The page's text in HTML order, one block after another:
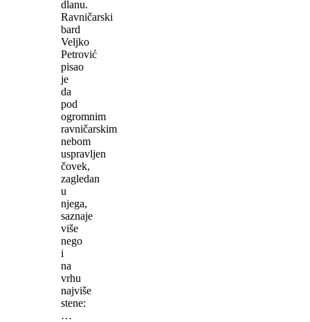
dlanu.
Ravničarski
bard
Veljko
Petrović
pisao
je
da
pod
ogromnim
ravničarskim
nebom
uspravljen
čovek,
zagledan
u
njega,
saznaje
više
nego
i
na
vrhu
najviše
stene:
…